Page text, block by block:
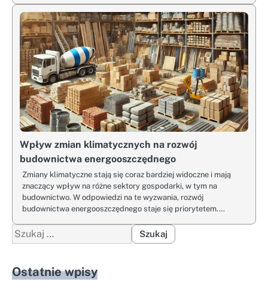
Wpływ zmian klimatycznych na rozwój
budownictwa energooszczędnego
Zmiany klimatyczne stają się coraz bardziej widoczne i mają
znaczący wpływ na różne sektory gospodarki, w tym na
budownictwo. W odpowiedzi na te wyzwania, rozwój
budownictwa energooszczędnego staje się priorytetem.…
Szukaj:
Ostatnie wpisy